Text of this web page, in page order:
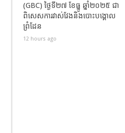
(GBC) ថ្ងៃទី២៧ ខែធ្នូ ឆ្នាំ២០២៥ ជា
ពិសេសការវាស់វែងនិងបោះបង្គោល
ព្រំដែន
12 hours ago